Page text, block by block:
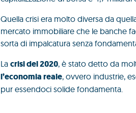
Quella crisi era molto diversa da
mercato immobiliare che le banche
sorta di impalcatura senza
La crisi del 2020, è stato detto da
l’economia reale, ovvero industrie,
pur essendoci solide fondamenta.